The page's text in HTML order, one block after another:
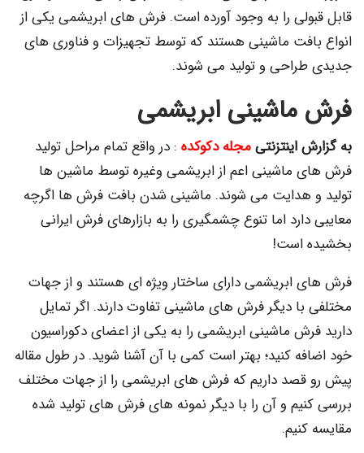
قابل قبولی را به وجود آورده است. فرش های ابریشمی یکی از
انواع بافت ماشینی هستند که توسط تجهیزات و فناوری های
جدیدی طراحی و تولید می شوند.
فرش ماشینی ابریشمی
به گزارش اینتزنتیمجله دکوکده : در واقع تمام مراحل تولید
فرش های ماشینی اعم از ابریشمی وغیره توسط ماشین ها
تولید و هدایت می شوند. ماشینی شدن بافت فرش ها اگرچه
معایبی دارد اما تنوع چشمگیری را به بازارهای فرش ایرانی
بخشیده است!
فرش های ابریشمی دارای ساختار ویژه ای هستند و از جهات
مختلفی با دیگر فرش های ماشینی تفاوت دارند. اگر تمایل
دارید فرش ماشینی ابریشمی را به یکی از اعضای دکوراسیون
خود اضافه کنید؛ بهتر است کمی با آن آشنا شوید. در طول مقاله
پیش رو قصد داریم که فرش های ابریشمی را از جهات مختلف
بررسی کنیم و آن را با دیگر نمونه های فرش های تولید شده
مقایسه کنیم.